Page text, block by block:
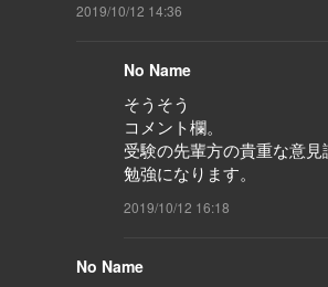
2019/10/12 14:36
No Name
そうそう
コメント欄。
受験の先輩方の貴重な意見
勉強になります。
2019/10/12 16:18
No Name